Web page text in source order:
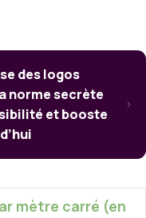
des logos
norme secrète
et booste
mètre carré (en